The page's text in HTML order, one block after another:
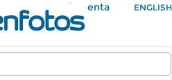
Mi Cuenta ENGLISH